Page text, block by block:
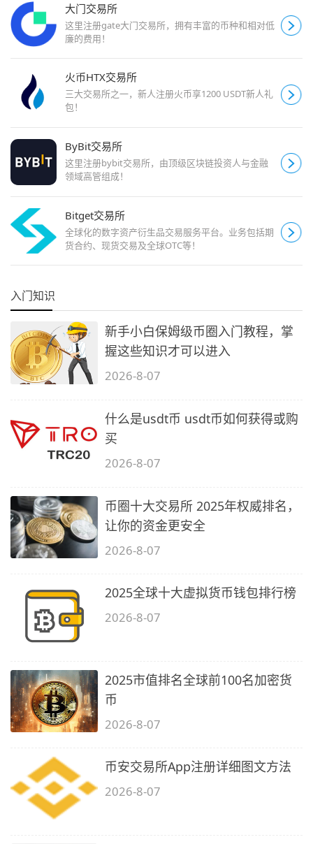
大门交易所
这里注册gate大门交易所，拥有丰富的币种和相对低
廉的费用！
火币HTX交易所
三大交易所之一，新人注册火币享1200 USDT新人礼
包！
ByBit交易所
这里注册bybit交易所，由顶级区块链投资人与金融
领域高管组成！
Bitget交易所
全球化的数字资产衍生品交易服务平台。业务包括期
货合约、现货交易及全球OTC等！
入门知识
新手小白保姆级币圈入门教程，掌
握这些知识才可以进入
2026-8-07
什么是usdt币 usdt币如何获得或购
买
2026-8-07
币圈十大交易所 2025年权威排名，
让你的资金更安全
2026-8-07
2025全球十大虚拟货币钱包排行榜
2026-8-07
2025市值排名全球前100名加密货
币
2026-8-07
币安交易所App注册详细图文方法
2026-8-07